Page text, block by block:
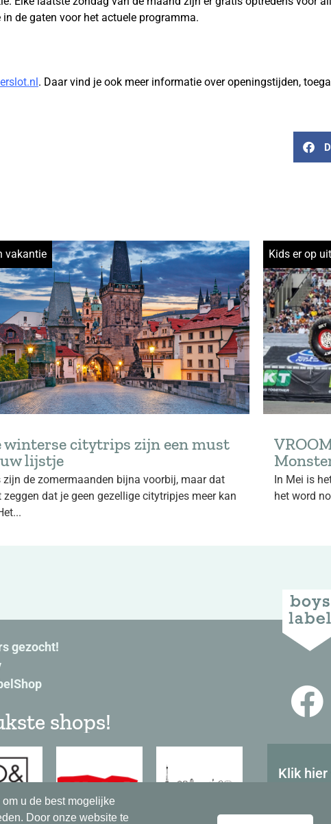
u de best mogelijke
Door onze website te
de gaten voor het actuele programma.
. Daar vind je ook meer informatie over openingstijden,
vakantie
winterse citytrips zijn een must
lijstje
zijn de zomermaanden bijna voorbij, maar dat
zeggen dat je geen gezellige citytripjes meer kan
Kids er op uit
In Mei is
het word
gezocht!
shops!
Klik
Bekijk
dit